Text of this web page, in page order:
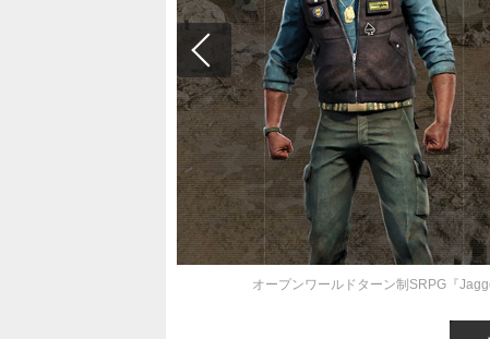
オープンワールドターン制SRPG『